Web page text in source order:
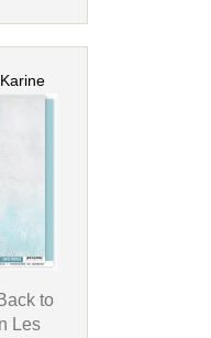
to
Les